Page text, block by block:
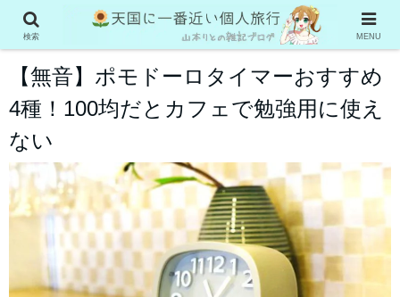
お役立ち情報
【無音】ポモドーロタイマーおすすめ
4種！100均だとカフェで勉強用に使え
ない
検索 MENU